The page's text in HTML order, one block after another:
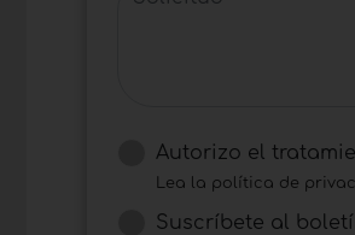
Autorizo ​​el
Lea la política de
Suscríbete al